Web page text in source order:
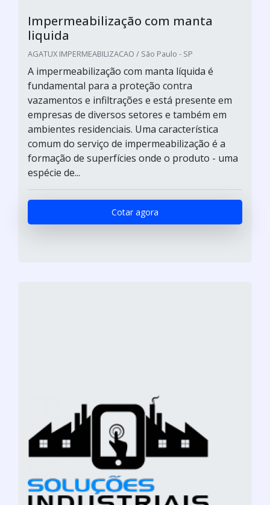
Impermeabilização com manta
liquida
AGATUX IMPERMEABILIZACAO / São Paulo - SP
A impermeabilização com manta líquida é
fundamental para a proteção contra
vazamentos e infiltrações e está presente em
empresas de diversos setores e também em
ambientes residenciais. Uma característica
comum do serviço de impermeabilização é a
formação de superfícies onde o produto - uma
espécie de...
Cotar agora